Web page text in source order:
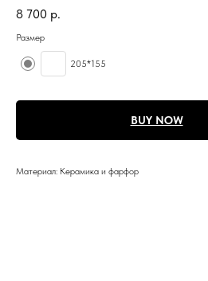
8 700 р.
Размер
205*155
BUY NOW
Материал: Керамика и фарфор